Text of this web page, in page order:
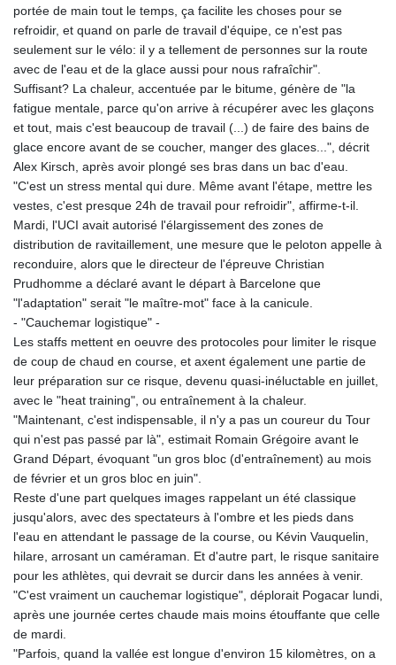
portée de main tout le temps, ça facilite les choses pour se
refroidir, et quand on parle de travail d'équipe, ce n'est pas
seulement sur le vélo: il y a tellement de personnes sur la route
avec de l'eau et de la glace aussi pour nous rafraîchir".
Suffisant? La chaleur, accentuée par le bitume, génère de "la
fatigue mentale, parce qu'on arrive à récupérer avec les glaçons
et tout, mais c'est beaucoup de travail (...) de faire des bains de
glace encore avant de se coucher, manger des glaces...", décrit
Alex Kirsch, après avoir plongé ses bras dans un bac d'eau.
"C'est un stress mental qui dure. Même avant l'étape, mettre les
vestes, c'est presque 24h de travail pour refroidir", affirme-t-il.
Mardi, l'UCI avait autorisé l'élargissement des zones de
distribution de ravitaillement, une mesure que le peloton appelle à
reconduire, alors que le directeur de l'épreuve Christian
Prudhomme a déclaré avant le départ à Barcelone que
"l'adaptation" serait "le maître-mot" face à la canicule.
- "Cauchemar logistique" -
Les staffs mettent en oeuvre des protocoles pour limiter le risque
de coup de chaud en course, et axent également une partie de
leur préparation sur ce risque, devenu quasi-inéluctable en juillet,
avec le "heat training", ou entraînement à la chaleur.
"Maintenant, c'est indispensable, il n'y a pas un coureur du Tour
qui n'est pas passé par là", estimait Romain Grégoire avant le
Grand Départ, évoquant "un gros bloc (d'entraînement) au mois
de février et un gros bloc en juin".
Reste d'une part quelques images rappelant un été classique
jusqu'alors, avec des spectateurs à l'ombre et les pieds dans
l'eau en attendant le passage de la course, ou Kévin Vauquelin,
hilare, arrosant un caméraman. Et d'autre part, le risque sanitaire
pour les athlètes, qui devrait se durcir dans les années à venir.
"C'est vraiment un cauchemar logistique", déplorait Pogacar lundi,
après une journée certes chaude mais moins étouffante que celle
de mardi.
"Parfois, quand la vallée est longue d'environ 15 kilomètres, on a